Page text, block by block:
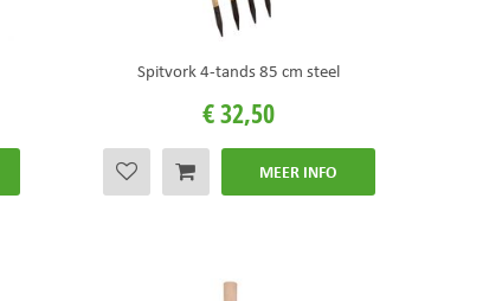
Spitvork 4-tands 85 cm steel
€32,50
MEER INFO